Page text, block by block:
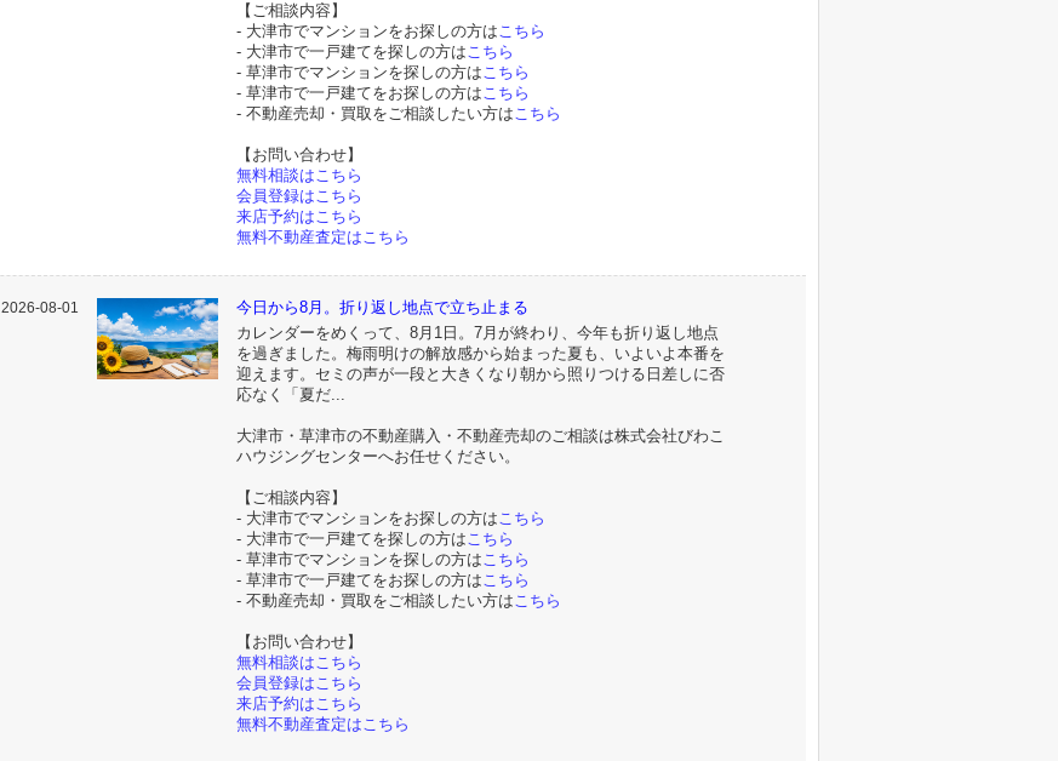
【ご相談内容】
- 大津市でマンションをお探しの方はこちら
- 大津市で一戸建てを探しの方はこちら
- 草津市でマンションを探しの方はこちら
- 草津市で一戸建てをお探しの方はこちら
- 不動産売却・買取をご相談したい方はこちら
【お問い合わせ】
無料相談はこちら
会員登録はこちら
来店予約はこちら
無料不動産査定はこちら
2026-08-01
今日から8月。折り返し地点で立ち止まる
カレンダーをめくって、8月1日。7月が終わり、今年も折り返し地点
を過ぎました。梅雨明けの解放感から始まった夏も、いよいよ本番を
迎えます。セミの声が一段と大きくなり朝から照りつける日差しに否
応なく「夏だ...
大津市・草津市の不動産購入・不動産売却のご相談は株式会社びわこ
ハウジングセンターへお任せください。
【ご相談内容】
- 大津市でマンションをお探しの方はこちら
- 大津市で一戸建てを探しの方はこちら
- 草津市でマンションを探しの方はこちら
- 草津市で一戸建てをお探しの方はこちら
- 不動産売却・買取をご相談したい方はこちら
【お問い合わせ】
無料相談はこちら
会員登録はこちら
来店予約はこちら
無料不動産査定はこちら